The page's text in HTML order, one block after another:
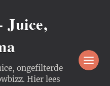
Juice,
ongefilterde
Hier lees